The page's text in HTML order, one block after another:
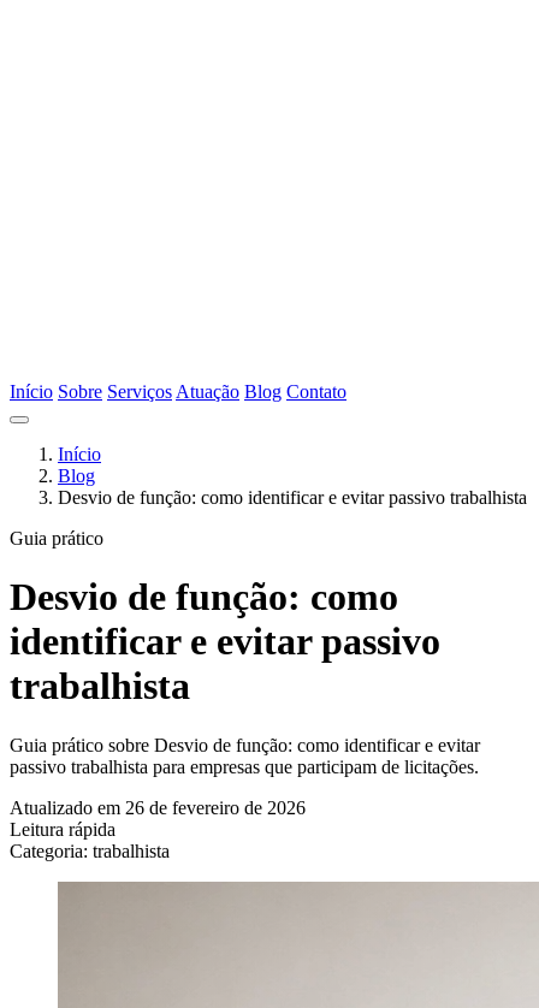
Início Sobre Serviços Atuação Blog Contato
Início
Blog
Desvio de função: como identificar e evitar passivo trabalhista
Guia prático
Desvio de função: como
identificar e evitar passivo
trabalhista
Guia prático sobre Desvio de função: como identificar e evitar
passivo trabalhista para empresas que participam de licitações.
Atualizado em 26 de fevereiro de 2026
Leitura rápida
Categoria: trabalhista